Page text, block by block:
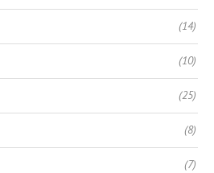
(14)
(10)
(25)
(8)
(7)